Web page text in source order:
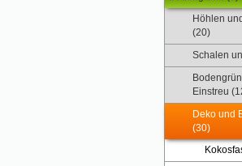
Höhlen
(20)
Schalen
Einstreu
Deko und
(30)